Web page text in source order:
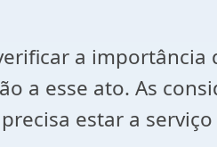
a
a esse ato. As
estar a